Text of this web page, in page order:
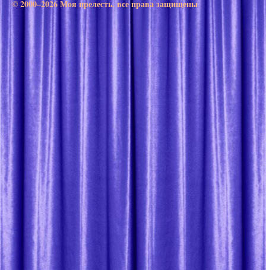
© 2000–2026 Моя прелесть. все права защищены